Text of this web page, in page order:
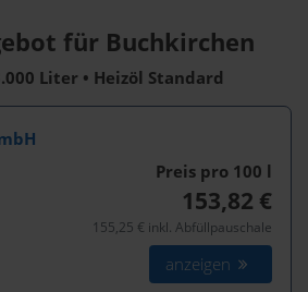
für Buchkirchen
Liter • Heizöl Standard
Preis pro 100 l
153,82 €
155,25 € inkl. Abfüllpauschale
anzeigen